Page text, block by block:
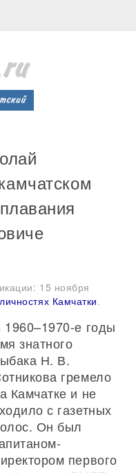
15 ноября
Камчатки.
1960–1970-е годы
знатного
Н. В.
гремело
Камчатке и не
с газетных
Он был
первого